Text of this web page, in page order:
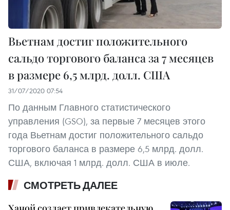
Вьетнам достиг положительного
сальдо торгового баланса за 7 месяцев
в размере 6,5 млрд. долл. США
31/07/2020 07:54
По данным Главного статистического
управления (GSO), за первые 7 месяцев этого
года Вьетнам достиг положительного сальдо
торгового баланса в размере 6,5 млрд. долл.
США, включая 1 млрд. долл. США в июле.
СМОТРЕТЬ ДАЛЕЕ